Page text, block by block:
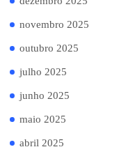
novembro 2025
outubro 2025
julho 2025
junho 2025
maio 2025
abril 2025